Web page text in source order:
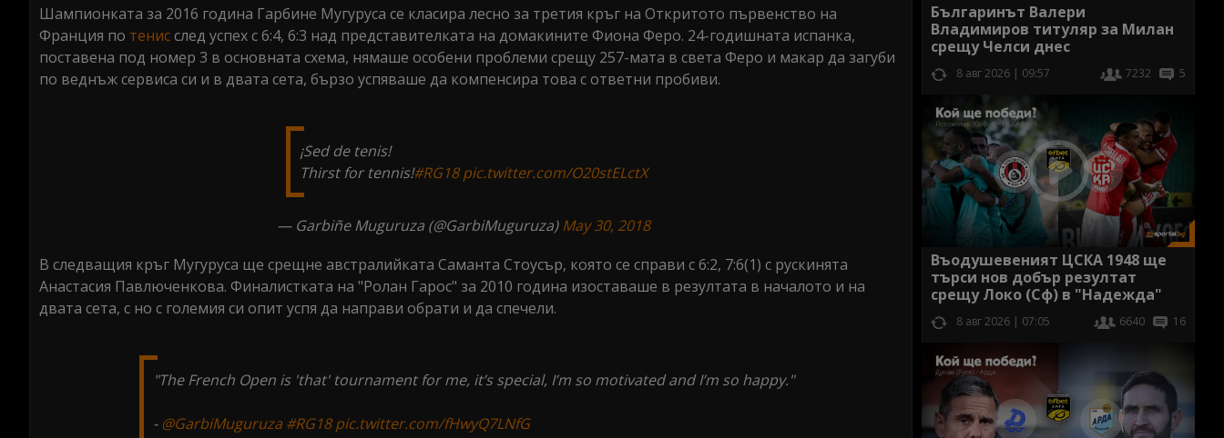
Шампионката за 2016 година Гарбине Мугуруса се класира лесно за третия кръг на Откритото първенство на
Франция по тенисслед успех с 6:4, 6:3 над представителката на домакините Фиона Феро. 24-годишната испанка,
поставена под номер 3 в основната схема, нямаше особени проблеми срещу 257-мата в света Феро и макар да загуби
по веднъж сервиса си и в двата сета, бързо успяваше да компенсира това с ответни пробиви.
¡Sed de tenis!
Thirst for tennis!#RG18 pic.twitter.com/O20stELctX
— Garbiñe Muguruza (@GarbiMuguruza)May 30, 2018
В следващия кръг Мугуруса ще срещне австралийката Саманта Стоусър, която се справи с 6:2, 7:6(1) с рускинята
Анастасия Павлюченкова. Финалистката на "Ролан Гарос" за 2010 година изоставаше в резултата в началото и на
двата сета, с но с големия си опит успя да направи обрати и да спечели.
"The French Open is 'that' tournament for me, it’s special, I’m so motivated and I’m so happy."
- @GarbiMuguruza #RG18 pic.twitter.com/fHwyQ7LNfG
Българинът Валери
Владимиров титуляр за Милан
срещу Челси днес
8 авг 2026 | 09:57 7232 5
Въодушевеният ЦСКА 1948 ще
търси нов добър резултат
срещу Локо (Сф) в "Надежда"
8 авг 2026 | 07:05 6640 16